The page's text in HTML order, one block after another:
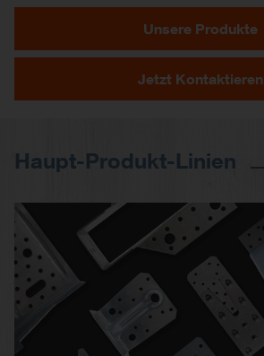
Unsere Produkte
Jetzt Kontaktieren
Haupt-Produkt-Linien